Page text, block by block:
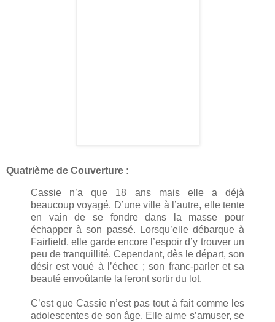
Quatrième de Couverture :
Cassie n’a que 18 ans mais elle a déjà
beaucoup voyagé. D’une ville à l’autre, elle tente
en vain de se fondre dans la masse pour
échapper à son passé. Lorsqu’elle débarque à
Fairfield, elle garde encore l’espoir d’y trouver un
peu de tranquillité. Cependant, dès le départ, son
désir est voué à l’échec ; son franc-parler et sa
beauté envoûtante la feront sortir du lot.
C’est que Cassie n’est pas tout à fait comme les
adolescentes de son âge. Elle aime s’amuser, se